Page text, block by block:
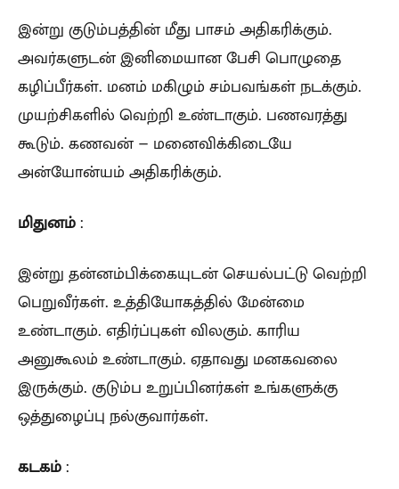
இன்று குடும்பத்தின் மீது பாசம் அதிகரிக்கும்.
அவர்களுடன் இனிமையான பேசி பொழுதை
கழிப்பீர்கள். மனம் மகிழும் சம்பவங்கள் நடக்கும்.
முயற்சிகளில் வெற்றி உண்டாகும். பணவரத்து
கூடும். கணவன் – மனைவிக்கிடையே
அன்யோன்யம் அதிகரிக்கும்.
மிதுனம் :
இன்று தன்னம்பிக்கையுடன் செயல்பட்டு வெற்றி
பெறுவீர்கள். உத்தியோகத்தில் மேன்மை
உண்டாகும். எதிர்ப்புகள் விலகும். காரிய
அனுகூலம் உண்டாகும். ஏதாவது மனகவலை
இருக்கும். குடும்ப உறுப்பினர்கள் உங்களுக்கு
ஒத்துழைப்பு நல்குவார்கள்.
கடகம் :